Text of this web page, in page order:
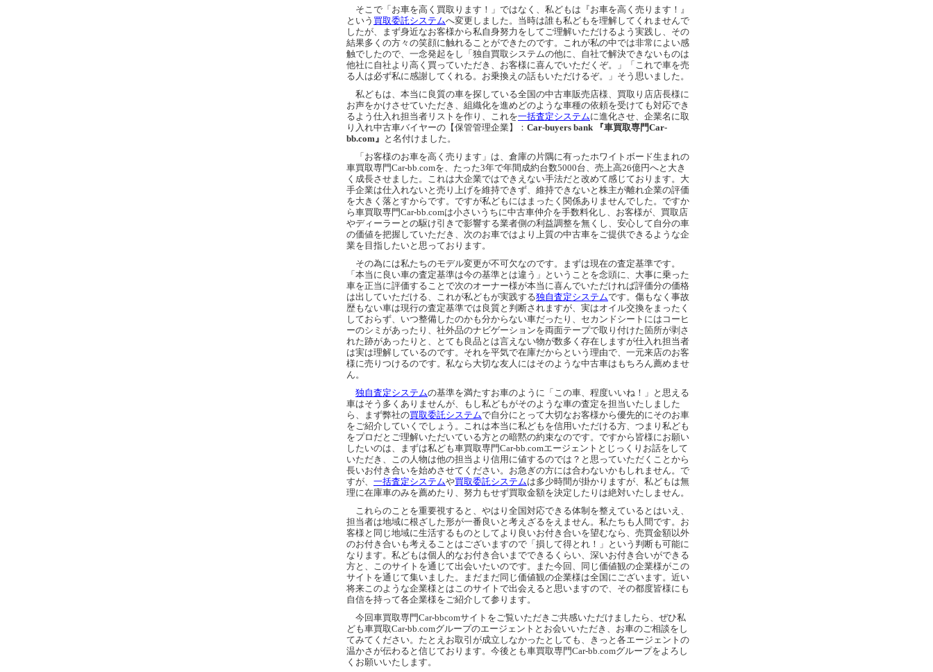
そこで「お車を高く買取ります！」ではなく、私どもは『お車を高く売ります！』
という 買取委託システムへ変更しました。当時は誰も私どもを理解してくれませんで
したが、まず身近なお客様から私自身努力をしてご理解いただけるよう実践し、その
結果多くの方々の笑顔に触れることができたのです。これが私の中では非常によい感
触でしたので、一念発起をし「独自買取システムの他に、自社で解決できないものは
他社に自社より高く買っていただき、お客様に喜んでいただくぞ。」「これで車を売
る人は必ず私に感謝してくれる。お乗換えの話もいただけるぞ。」そう思いました。
私どもは、本当に良質の車を探している全国の中古車販売店様、買取り店店長様に
お声をかけさせていただき、組織化を進めどのような車種の依頼を受けても対応でき
るよう仕入れ担当者リストを作り、これを一括査定システムに進化させ、企業名に取
り入れ中古車バイヤーの【保管管理企業】： Car-buyers bank 『車買取専門Car-
bb.com』 と名付けました。
「お客様のお車を高く売ります」は、倉庫の片隅に有ったホワイトボード生まれの
車買取専門Car-bb.comを、たった3年で年間成約台数5000台、売上高26億円へと大き
く成長させました。これは大企業ではできえない手法だと改めて感じております。大
手企業は仕入れないと売り上げを維持できず、維持できないと株主が離れ企業の評価
を大きく落とすからです。ですが私どもにはまったく関係ありませんでした。ですか
ら車買取専門Car-bb.comは小さいうちに中古車仲介を手数料化し、お客様が、買取店
やディーラーとの駆け引きで影響する業者側の利益調整を無くし、安心して自分の車
の価値を把握していただき、次のお車ではより上質の中古車をご提供できるような企
業を目指したいと思っております。
その為には私たちのモデル変更が不可欠なのです。まずは現在の査定基準です。
「本当に良い車の査定基準は今の基準とは違う」ということを念頭に、大事に乗った
車を正当に評価することで次のオーナー様が本当に喜んでいただければ評価分の価格
は出していただける、これが私どもが実践する独自査定システムです。傷もなく事故
歴もない車は現行の査定基準では良質と判断されますが、実はオイル交換をまったく
しておらず、いつ整備したのかも分からない車だったり、セカンドシートにはコーヒ
ーのシミがあったり、社外品のナビゲーションを両面テープで取り付けた箇所が剥さ
れた跡があったりと、とても良品とは言えない物が数多く存在しますが仕入れ担当者
は実は理解しているのです。それを平気で在庫だからという理由で、一元来店のお客
様に売りつけるのです。私なら大切な友人にはそのような中古車はもちろん薦めませ
ん。
独自査定システムの基準を満たすお車のように「この車、程度いいね！」と思える
車はそう多くありませんが、もし私どもがそのような車の査定を担当いたしました
ら、まず弊社の買取委託システムで自分にとって大切なお客様から優先的にそのお車
をご紹介していくでしょう。これは本当に私どもを信用いただける方、つまり私ども
をプロだとご理解いただいている方との暗黙の約束なのです。ですから皆様にお願い
したいのは、まずは私ども車買取専門Car-bb.comエージェントとじっくりお話をして
いただき、この人物は他の担当より信用に値するのでは？と思っていただくことから
長いお付き合いを始めさせてください。お急ぎの方には合わないかもしれません。で
すが、 一括査定システムや買取委託システムは多少時間が掛かりますが、私どもは無
理に在庫車のみを薦めたり、努力もせず買取金額を決定したりは絶対いたしません。
これらのことを重要視すると、やはり全国対応できる体制を整えているとはいえ、
担当者は地域に根ざした形が一番良いと考えざるをえません。私たちも人間です。お
客様と同じ地域に生活するものとしてより良いお付き合いを望むなら、売買金額以外
のお付き合いも考えることはございますので「損して得とれ！」という判断も可能に
なります。私どもは個人的なお付き合いまでできるくらい、深いお付き合いができる
方と、このサイトを通じて出会いたいのです。また今回、同じ価値観の企業様がこの
サイトを通じて集いました。まだまだ同じ価値観の企業様は全国にございます。近い
将来このような企業様とはこのサイトで出会えると思いますので、その都度皆様にも
自信を持って各企業様をご紹介して参ります。
今回車買取専門Car-bbcomサイトをご覧いただきご共感いただけましたら、ぜひ私
ども車買取Car-bb.comグループのエージェントとお会いいただき、お車のご相談をし
てみてください。たとえお取引が成立しなかったとしても、きっと各エージェントの
温かさが伝わると信じております。今後とも車買取専門Car-bb.comグループをよろし
くお願いいたします。